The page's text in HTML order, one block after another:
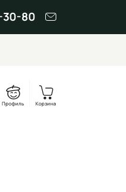
30-80
Профиль Корзина